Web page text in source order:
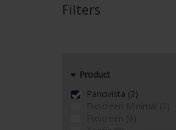
Filters
Product
Panovista (2)